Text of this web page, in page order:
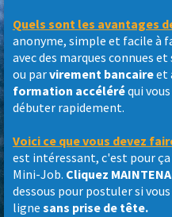
Quels sont les avantages
anonyme, simple et facile à
avec des marques connues
ou parvirement bancaireet
formation accéléréqui
débuter rapidement.
Voici ce que vous devez
est intéressant, c'est pour ça
Mini-Job. Cliquez
dessous pour postuler si
ligne sans prise de tête.